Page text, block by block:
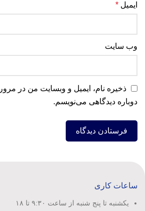
ایمیل *
وب‌ سایت
ذخیره نام، ایمیل و وبسایت من در
دوباره دیدگاهی می‌نویسم.
ساعات کاری
یکشنبه تا پنج شنبه از ساعت ۹:۳۰ تا ۱۸